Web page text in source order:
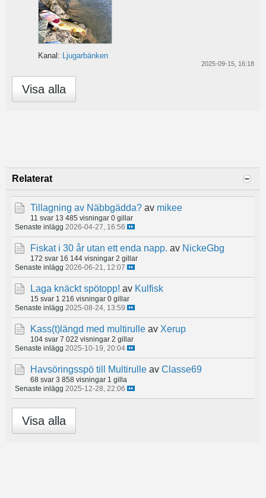
Kanal: Ljugarbänken
2025-09-15, 16:18
Visa alla
Relaterat
Tillagning av Näbbgädda? av mikee
11 svar 13 485 visningar 0 gillar
Senaste inlägg 2026-04-27, 16:56
Fiskat i 30 år utan ett enda napp. av NickeGbg
172 svar 16 144 visningar 2 gillar
Senaste inlägg 2026-06-21, 12:07
Laga knäckt spötopp! av Kulfisk
15 svar 1 216 visningar 0 gillar
Senaste inlägg 2025-08-24, 13:59
Kass(t)längd med multirulle av Xerup
104 svar 7 022 visningar 2 gillar
Senaste inlägg 2025-10-19, 20:04
Havsöringsspö till Multirulle av Classe69
68 svar 3 858 visningar 1 gilla
Senaste inlägg 2025-12-28, 22:06
Visa alla